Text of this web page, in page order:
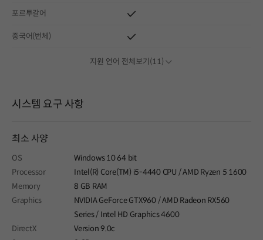
포르투갈어
중국어(번체)
지원 언어 전체보기(11)
시스템 요구 사항
최소 사양
OS
Windows 10 64 bit
Processor
Intel(R) Core(TM) i5-4440 CPU / AMD Ryzen 5 1600
Memory
8 GB RAM
Graphics
NVIDIA GeForce GTX960 / AMD Radeon RX560
Series / Intel HD Graphics 4600
DirectX
Version 9.0c